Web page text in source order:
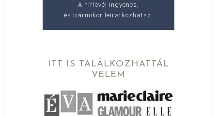
A hírlevél ingyenes,
és bármikor leiratkozhatsz.
ITT IS TALÁLKOZHATTÁL
VELEM